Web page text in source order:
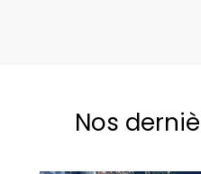
Nos